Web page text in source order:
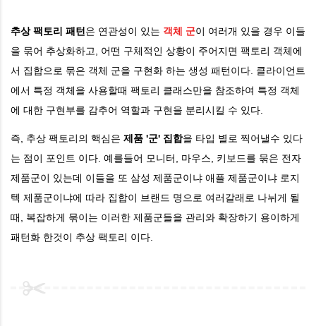
Java
Spring Framework
FactoryBean
추상 팩토리 패턴 은 연관성이 있는 객체 군이 여러개 있을 경우 이들
을 묶어 추상화하고, 어떤 구체적인 상황이 주어지면 팩토리 객체에
서 집합으로 묶은 객체 군을 구현화 하는 생성 패턴이다. 클라이언트
에서 특정 객체을 사용할때 팩토리 클래스만을 참조하여 특정 객체
에 대한 구현부를 감추어 역할과 구현을 분리시킬 수 있다.
즉, 추상 팩토리의 핵심은 제품 '군' 집합을 타입 별로 찍어낼수 있다
는 점이 포인트 이다. 예를들어 모니터, 마우스, 키보드를 묶은 전자
제품군이 있는데 이들을 또 삼성 제품군이냐 애플 제품군이냐 로지
텍 제품군이냐에 따라 집합이 브랜드 명으로 여러갈래로 나뉘게 될
때, 복잡하게 묶이는 이러한 제품군들을 관리와 확장하기 용이하게
패턴화 한것이 추상 팩토리 이다.